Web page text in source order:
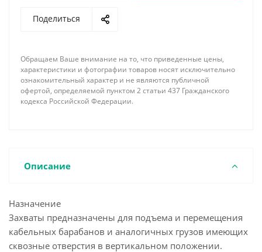
Поделиться
Обращаем Ваше внимание на то, что приведенные цены,
характеристики и фотографии товаров носят исключительно
ознакомительный характер и не являются публичной
офертой, определяемой пунктом 2 статьи 437 Гражданского
кодекса Российской Федерации.
Описание
Назначение
Захваты предназначены для подъема и перемещения
кабельных барабанов и аналогичных грузов имеющих
сквозные отверстия в вертикальном положении.